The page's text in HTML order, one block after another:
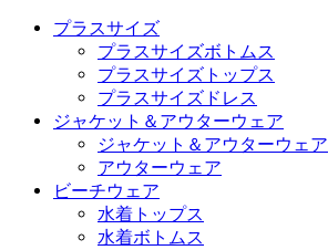
プラスサイズ
プラスサイズボトムス
プラスサイズトップス
プラスサイズドレス
ジャケット＆アウターウェア
ジャケット＆アウターウェア
アウターウェア
ビーチウェア
水着トップス
水着ボトムス